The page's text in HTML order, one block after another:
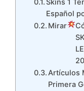
Skins 1
Español
Mirar
Artículos
Primera